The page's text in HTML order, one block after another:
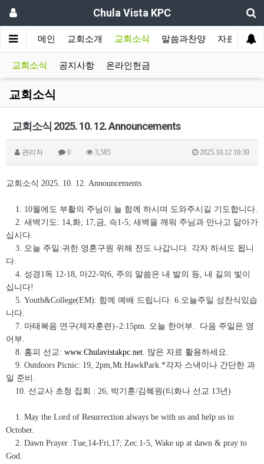
Chula Vista KPC
메인 교회소개 교회소식 말씀과찬양 자료실
교회소식 공지사항 온라인헌금
교회소식
교회소식 2025. 10. 12. Announcements
관리자 0 3,585 2025.10.12 10:39
교회소식 2025. 10. 12. Announcements
1. 10월에도 부활의 주님이 늘 함께 하시며 도와주시길 기도합니다.
2. 새벽기도: 14,화; 17,금, 슥1-5; 새벽을 깨워 주님과 만나고 닮아가
십시다.
3. 오늘 주일:귀한 영혼구원 위해 전도 나갑니다. 각자 하셔도 됩니
다.
4. 성경1독 12-18, 마22-막6, 주의 말씀은 내 발의 등, 내 길의 빛이
십니다!
5. Youth&College(EM): 함께 예배 드립니다. 6.오늘주일 성찬식있습
니다.
7. 마태복음 연구(제자훈련)–2:15pm. 오늘 한어부. 다음 주일은 영
어부.
8. 홈피 선교: www.Chulavistakpc.net. 많은 자료 활용하세요.
9. Outdoors Picnic: 19, 2pm,Mt.HawkPark.*각자 스낵이나 간단한 과
일 준비.
10. 선교사 초청 집회 : 26, 박기훈/김혜원(티화나 선교 13년)
1. May the Lord of Resurrection always be with us and help us in
October.
2. Dawn Prayer :Tue,14-Fri,17; Zec.1-5, Wake up at dawn & pray to
God.